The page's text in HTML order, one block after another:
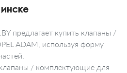
предлагает купить клапаны /
ADAM, используя форму
/ комплектующие для